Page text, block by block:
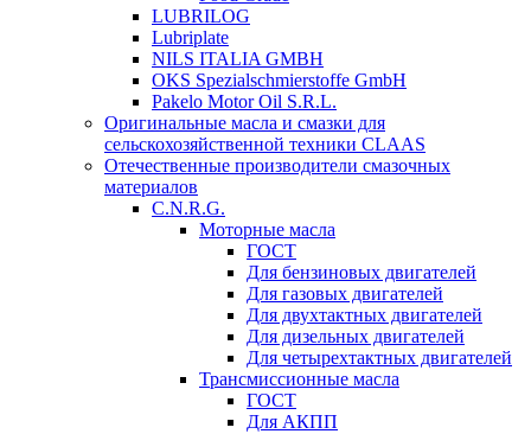
LUBRILOG
Lubriplate
NILS ITALIA GMBH
OKS Spezialschmierstoffe GmbH
Pakelo Motor Oil S.R.L.
Оригинальные масла и смазки для
сельскохозяйственной техники CLAAS
Отечественные производители смазочных
материалов
C.N.R.G.
Моторные масла
ГОСТ
Для бензиновых двигателей
Для газовых двигателей
Для двухтактных двигателей
Для дизельных двигателей
Для четырехтактных двигателей
Трансмиссионные масла
ГОСТ
Для АКПП